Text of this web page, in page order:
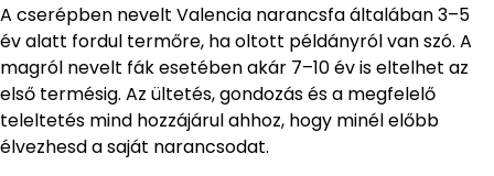
A cserépben nevelt Valencia narancsfa általában 3–5
év alatt fordul termőre, ha oltott példányról van szó. A
magról nevelt fák esetében akár 7–10 év is eltelhet az
első termésig. Az ültetés, gondozás és a megfelelő
teleltetés mind hozzájárul ahhoz, hogy minél előbb
élvezhesd a saját narancsodat.